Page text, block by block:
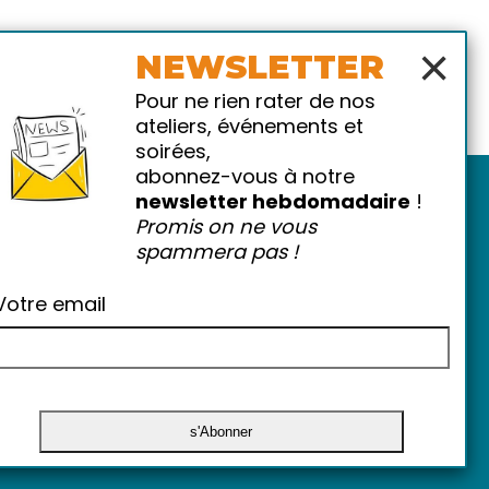
-FAQ
×
NEWSLETTER
Pour ne rien rater de nos
ateliers, événements et
soirées,
abonnez-vous à notre
newsletter hebdomadaire !
Promis on ne vous
spammera pas !
email